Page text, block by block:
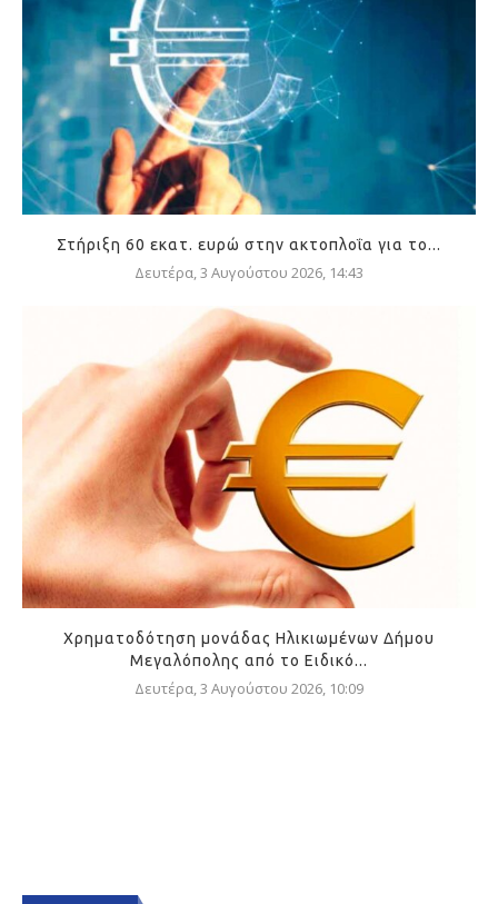
Στήριξη 60 εκατ. ευρώ στην ακτοπλοΐα για το...
Δευτέρα, 3 Αυγούστου 2026, 14:43
Χρηματοδότηση μονάδας Ηλικιωμένων Δήμου
Μεγαλόπολης από το Ειδικό...
Δευτέρα, 3 Αυγούστου 2026, 10:09